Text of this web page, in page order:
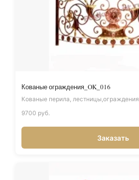
Кованые ограждения_OK_016
Кованые перила, лестницы,ограждения
9700 руб.
Заказать